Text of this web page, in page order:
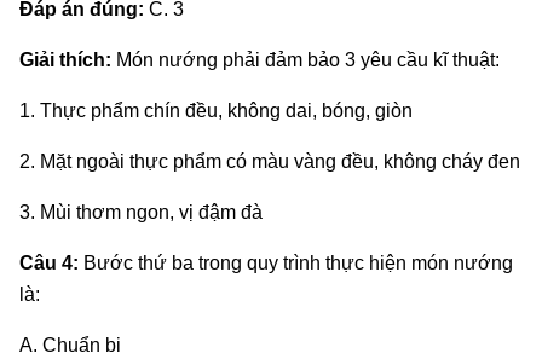
Đáp án đúng: C. 3
Giải thích: Món nướng phải đảm bảo 3 yêu cầu kĩ thuật:
1. Thực phẩm chín đều, không dai, bóng, giòn
2. Mặt ngoài thực phẩm có màu vàng đều, không cháy đen
3. Mùi thơm ngon, vị đậm đà
Câu 4: Bước thứ ba trong quy trình thực hiện món nướng
là:
A. Chuẩn bị